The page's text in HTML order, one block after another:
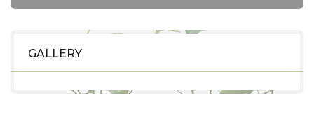
GALLERY